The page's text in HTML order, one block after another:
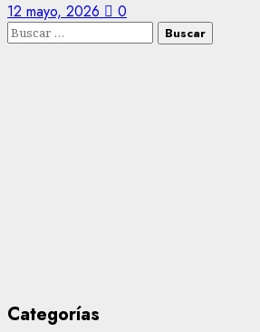
12 mayo, 2026
0
Buscar:
Categorías